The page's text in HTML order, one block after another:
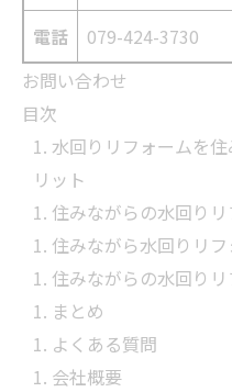
電話
079-424-3730
お問い合わせ
目次
水回りリフォームを
リット
住みながらの水回り
住みながら水回りリ
住みながらの水回り
まとめ
よくある質問
会社概要